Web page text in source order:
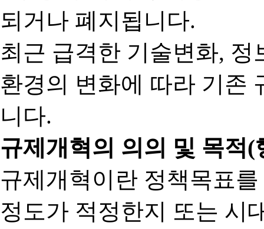
되거나 폐지됩니다.
최근 급격한 기술변화,
환경의 변화에 따라 기존
니다.
규제개혁의 의의 및 목적
규제개혁이란 정책목표
정도가 적정한지 또는 시